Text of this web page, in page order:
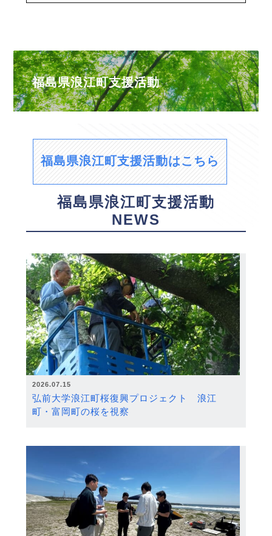
福島県浪江町支援活動
福島県浪江町支援活動はこちら
福島県浪江町支援活動
NEWS
2026.07.15
弘前大学浪江町桜復興プロジェクト 浪江
町・富岡町の桜を視察